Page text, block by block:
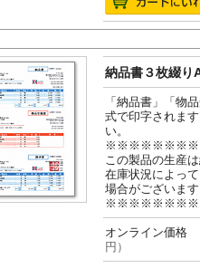
納品書３枚綴り
「納品書」「物
式で印字されま
い。
この製品の生産
在庫状況によっ
場合がございま
オンライン価
円）